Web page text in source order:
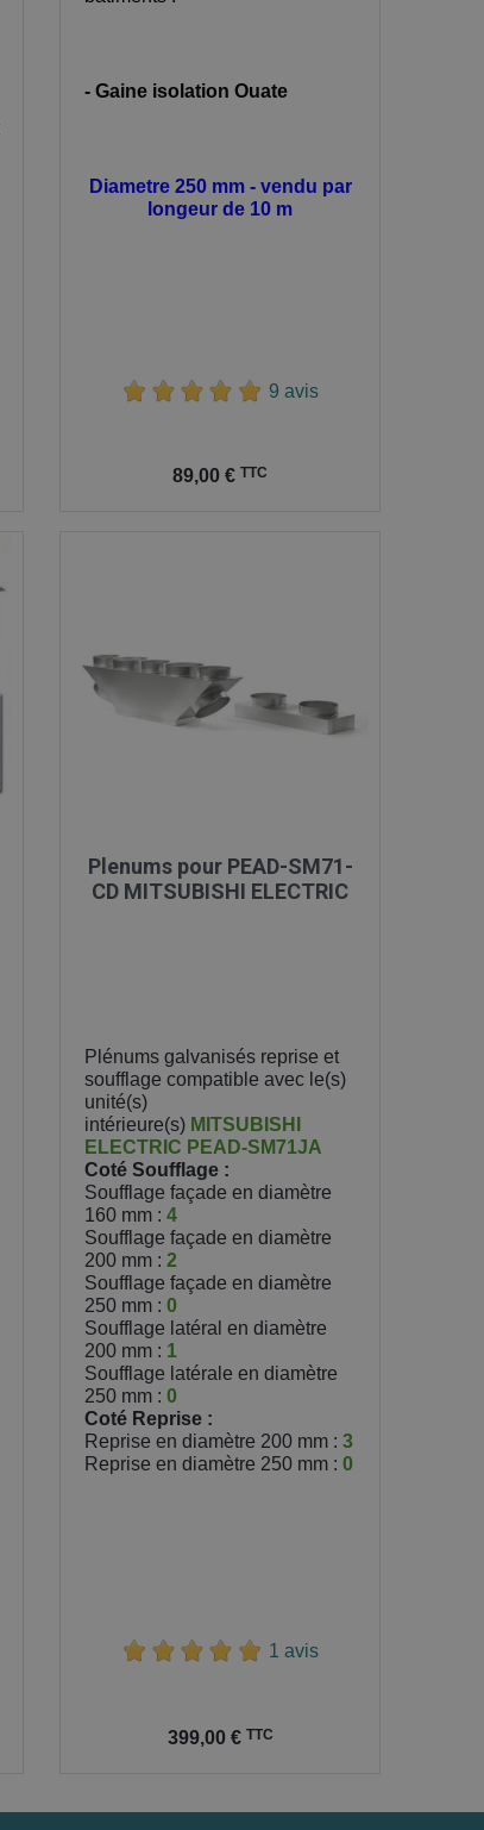
- Gaine isolation Ouate
Diametre 250 mm - vendu par
longeur de 10 m
9 avis
89,00 € TTC
Plenums pour PEAD-SM71-
CD MITSUBISHI ELECTRIC
Plénums galvanisés reprise et
soufflage compatible avec le(s)
unité(s)
intérieure(s) MITSUBISHI
ELECTRIC PEAD-SM71JA
Coté Soufflage :
Soufflage façade en diamètre
160 mm : 4
Soufflage façade en diamètre
200 mm : 2
Soufflage façade en diamètre
250 mm : 0
Soufflage latéral en diamètre
200 mm : 1
Soufflage latérale en diamètre
250 mm : 0
Coté Reprise :
Reprise en diamètre 200 mm : 3
Reprise en diamètre 250 mm : 0
1 avis
399,00 € TTC